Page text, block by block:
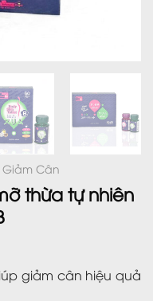
Giảm Cân
thừa tự nhiên
giảm cân hiệu quả